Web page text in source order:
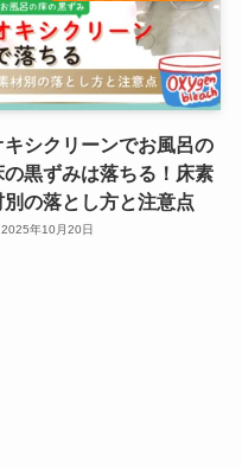
キシクリーンでお風呂の
の黒ずみは落ちる！床素
別の落とし方と注意点
2025年10月20日